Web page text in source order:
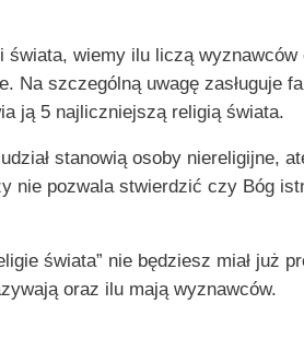
wiemy ilu liczą wyznawców
Na szczególną uwagę zasługuje
ją 5 najliczniejszą religią świata.
stanowią osoby niereligijne,
nie pozwala stwierdzić czy Bóg
świata” nie będziesz miał już
oraz ilu mają wyznawców.